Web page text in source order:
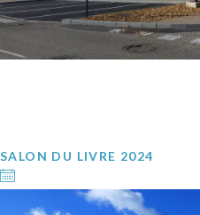
SALON DU LIVRE 2024